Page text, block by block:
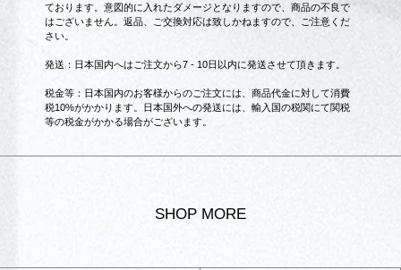
ております。意図的に入れたダメージとなりますので、商品の不良で
はございません。返品、ご交換対応は致しかねますので、ご注意くだ
さい。
発送：日本国内へはご注文から7 - 10日以内に発送させて頂きます。
税金等：日本国内のお客様からのご注文には、商品代金に対して消費
税10%がかかります。日本国外への発送には、輸入国の税関にて関税
等の税金がかかる場合がございます。
SHOP MORE